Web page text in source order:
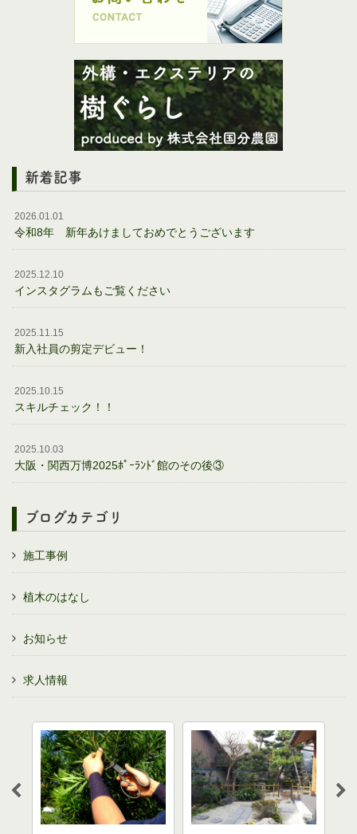
新着記事
2026.01.01
令和8年 新年あけましておめでとうございます
2025.12.10
インスタグラムもご覧ください
2025.11.15
新入社員の剪定デビュー！
2025.10.15
スキルチェック！！
2025.10.03
大阪・関西万博2025ﾎﾟｰﾗﾝﾄﾞ館のその後③
ブログカテゴリ
施工事例
植木のはなし
お知らせ
求人情報